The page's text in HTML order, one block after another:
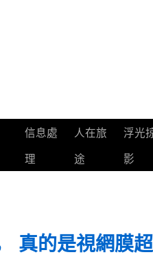
信息處
理
人在旅
途
浮光
影
真的是視網膜